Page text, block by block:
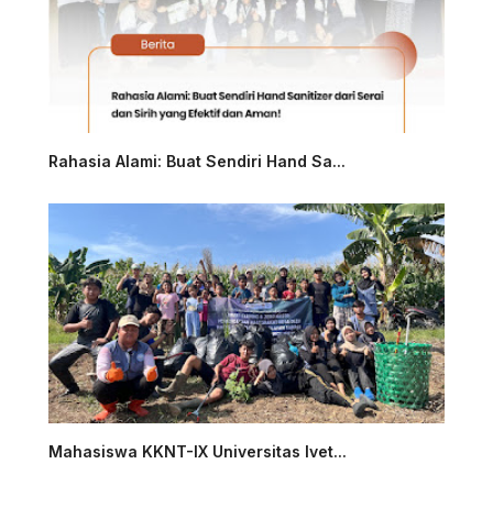
Rahasia Alami: Buat Sendiri Hand Sa...
Mahasiswa KKNT-IX Universitas Ivet...